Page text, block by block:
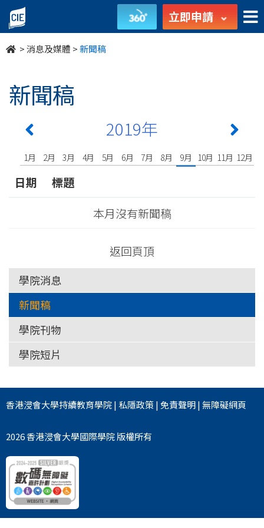
undefined 立即申請
>消息及媒體 >新聞稿
新聞稿
2019年
1月 2月 3月 4月 5月 6月 7月 8月 9月 10月 11月 12月
日期
標題
本月沒有新聞稿
返回頁頂
學院消息
新聞稿
學院刊物
學院短片
香港浸會大學持續教育學院| 私隱政策|免責聲明|無障礙網頁
2026 香港浸會大學國際學院 版權所有